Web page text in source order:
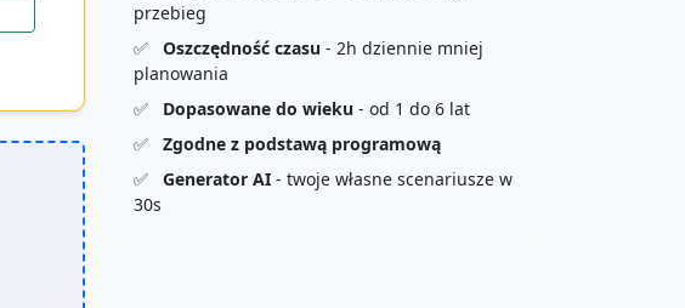
przebieg
✅
Oszczędność czasu - 2h dziennie mniej
planowania
✅
Dopasowane do wieku - od 1 do 6 lat
✅
Zgodne z podstawą programową
✅
Generator AI - twoje własne scenariusze w
30s